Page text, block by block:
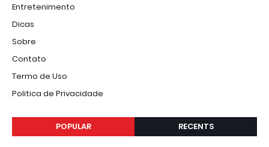
Entretenimento
Dicas
Sobre
Contato
Termo de Uso
Politica de Privacidade
POPULAR RECENTS